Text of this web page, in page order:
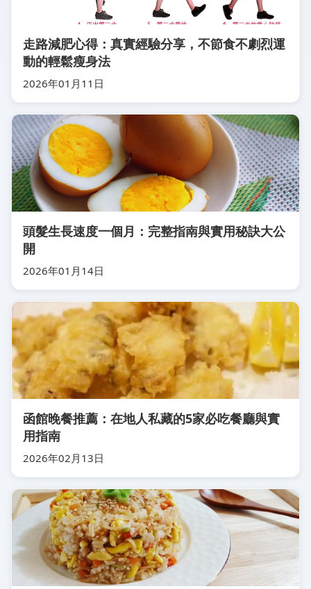
走路減肥心得：真實經驗分享，不節食不劇烈運
動的輕鬆瘦身法
2026年01月11日
頭髮生長速度一個月：完整指南與實用秘訣大公
開
2026年01月14日
函館晚餐推薦：在地人私藏的5家必吃餐廳與實
用指南
2026年02月13日